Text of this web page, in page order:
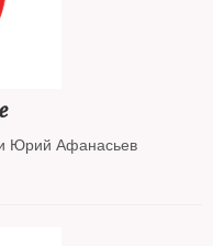
Юрий Афанасьев